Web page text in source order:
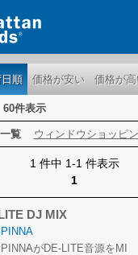
日順 価格が安い 価格が
60件表示
一覧 ウィンドウショッピ
1 件中 1-1 件表示
1
DJ MIX
がDE-LITE音源をMI